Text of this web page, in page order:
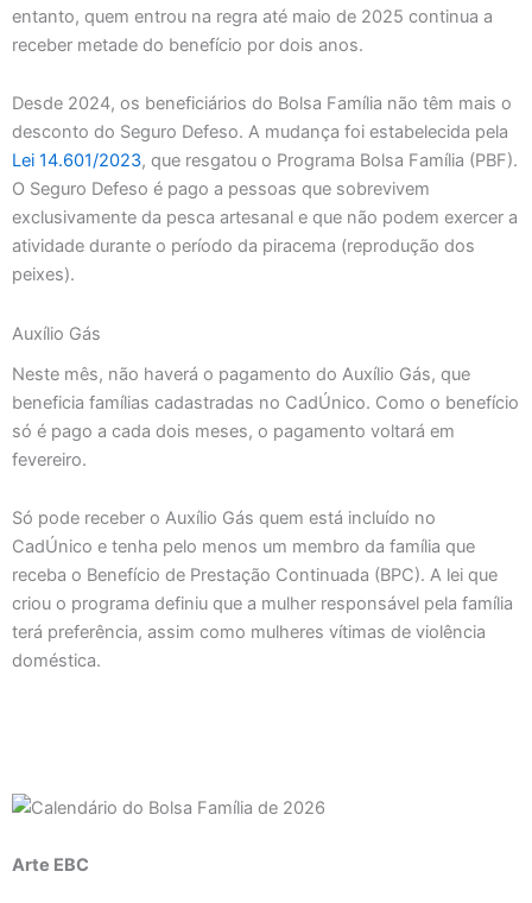
entanto, quem entrou na regra até maio de 2025 continua a
receber metade do benefício por dois anos.
Desde 2024, os beneficiários do Bolsa Família não têm mais o
desconto do Seguro Defeso. A mudança foi estabelecida pela
Lei 14.601/2023, que resgatou o Programa Bolsa Família (PBF).
O Seguro Defeso é pago a pessoas que sobrevivem
exclusivamente da pesca artesanal e que não podem exercer a
atividade durante o período da piracema (reprodução dos
peixes).
Auxílio Gás
Neste mês, não haverá o pagamento do Auxílio Gás, que
beneficia famílias cadastradas no CadÚnico. Como o benefício
só é pago a cada dois meses, o pagamento voltará em
fevereiro.
Só pode receber o Auxílio Gás quem está incluído no
CadÚnico e tenha pelo menos um membro da família que
receba o Benefício de Prestação Continuada (BPC). A lei que
criou o programa definiu que a mulher responsável pela família
terá preferência, assim como mulheres vítimas de violência
doméstica.
Arte EBC